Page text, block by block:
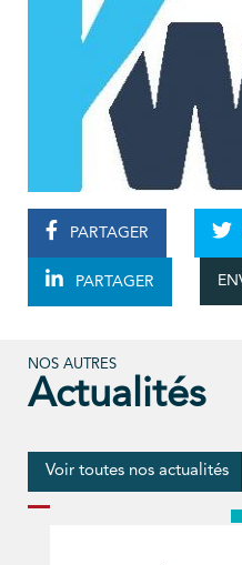
PARTAGER
PARTAGER
NOS AUTRES
Actualités
Voir toutes nos actualités